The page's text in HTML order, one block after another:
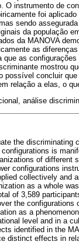
O instrumento de
foi
sendo
da população
da MANOVA
as
as
mostrou
possível concluir
relação a elas, o
análise
the discriminating
is
of
configurations
collectively and
as a whole
of 3,589
the
as a
level and in a
identified in the
distinct effects in